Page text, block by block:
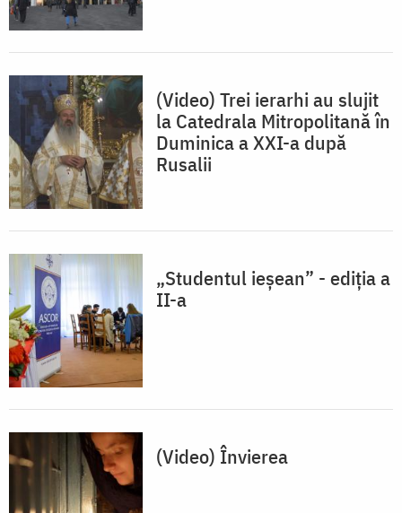
(Video) Trei ierarhi au slujit
la Catedrala Mitropolitană în
Duminica a XXI-a după
Rusalii
„Studentul ieșean” - ediția a
II-a
(Video) Învierea